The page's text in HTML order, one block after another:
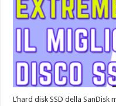
L’hard disk SSD della